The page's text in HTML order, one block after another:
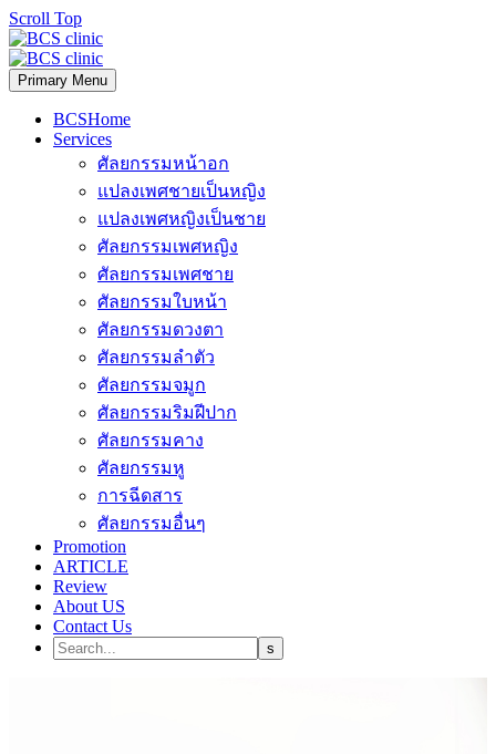
Scroll Top
Primary Menu
BCSHome
Services
ศัลยกรรมหน้าอก
แปลงเพศชายเป็นหญิง
แปลงเพศหญิงเป็นชาย
ศัลยกรรมเพศหญิง
ศัลยกรรมเพศชาย
ศัลยกรรมใบหน้า
ศัลยกรรมดวงตา
ศัลยกรรมลำตัว
ศัลยกรรมจมูก
ศัลยกรรมริมฝีปาก
ศัลยกรรมคาง
ศัลยกรรมหู
การฉีดสาร
ศัลยกรรมอื่นๆ
Promotion
ARTICLE
Review
About US
Contact Us